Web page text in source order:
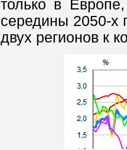
только в
середины 2050-х
двух регионов к